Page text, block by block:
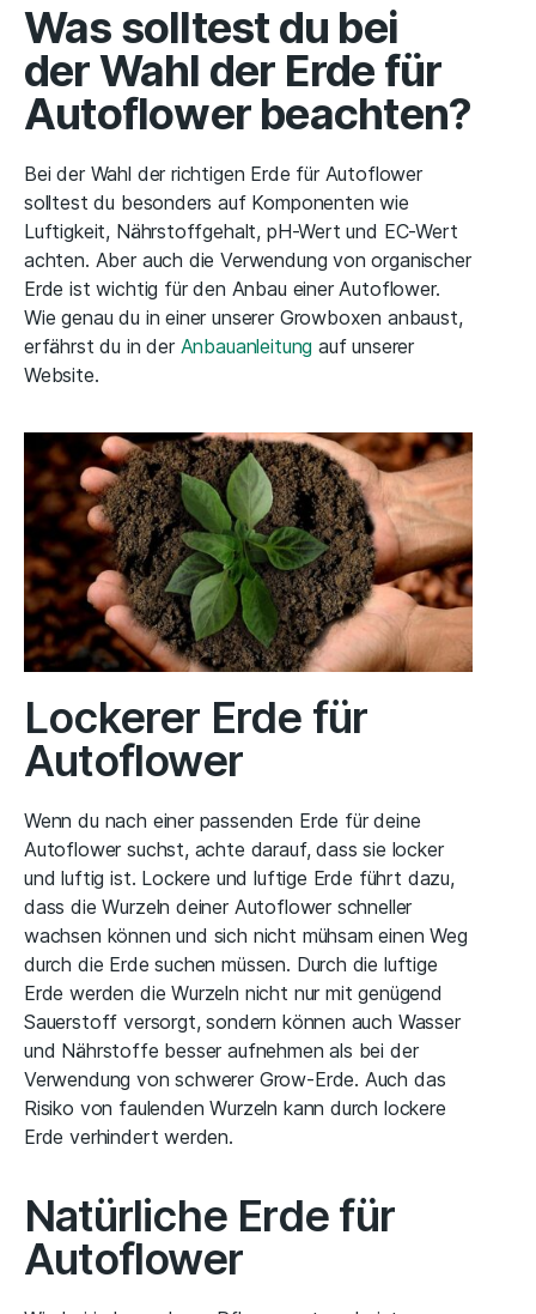
Was solltest du bei
der Wahl der Erde für
Autoflower beachten?
Bei der Wahl der richtigen Erde für Autoflower
solltest du besonders auf Komponenten wie
Luftigkeit, Nährstoffgehalt, pH-Wert und EC-Wert
achten. Aber auch die Verwendung von organischer
Erde ist wichtig für den Anbau einer Autoflower.
Wie genau du in einer unserer Growboxen anbaust,
erfährst du in der Anbauanleitung auf unserer
Website.
Lockerer Erde für
Autoflower
Wenn du nach einer passenden Erde für deine
Autoflower suchst, achte darauf, dass sie locker
und luftig ist. Lockere und luftige Erde führt dazu,
dass die Wurzeln deiner Autoflower schneller
wachsen können und sich nicht mühsam einen Weg
durch die Erde suchen müssen. Durch die luftige
Erde werden die Wurzeln nicht nur mit genügend
Sauerstoff versorgt, sondern können auch Wasser
und Nährstoffe besser aufnehmen als bei der
Verwendung von schwerer Grow-Erde. Auch das
Risiko von faulenden Wurzeln kann durch lockere
Erde verhindert werden.
Natürliche Erde für
Autoflower